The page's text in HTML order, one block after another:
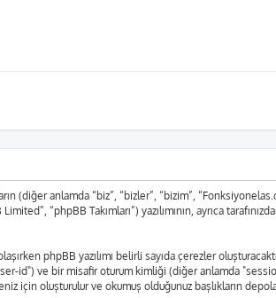
(diğer anlamda “biz”, “bizler”, “bizim”,
“phpBB Takımları”) yazılımının, ayrıca
phpBB yazılımı belirli sayıda çerezler
id") ve bir misafir oturum kimliği (diğer anlamda
için oluşturulur ve okumuş olduğunuz başlıkların